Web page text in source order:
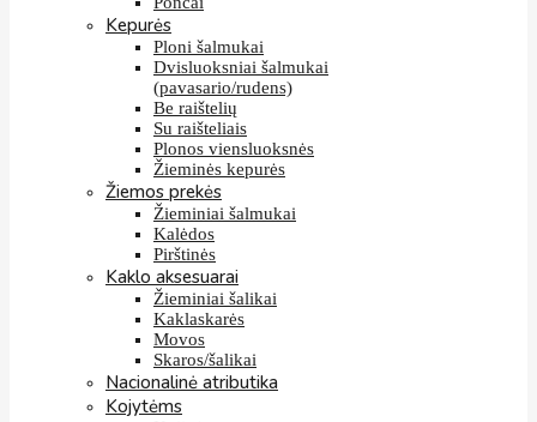
Kepurės
Ploni šalmukai
Dvisluoksniai šalmukai
(pavasario/rudens)
Be raištelių
Su raišteliais
Plonos viensluoksnės
Žieminės kepurės
Žiemos prekės
Žieminiai šalmukai
Kalėdos
Pirštinės
Kaklo aksesuarai
Žieminiai šalikai
Kaklaskarės
Movos
Skaros/šalikai
Nacionalinė atributika
Kojytėms